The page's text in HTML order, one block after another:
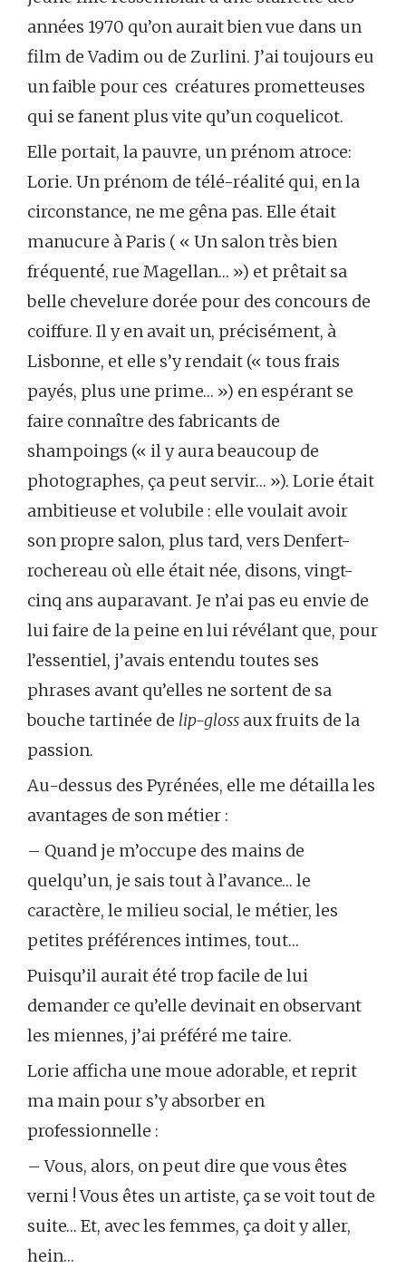
années 1970 qu’on aurait bien vue dans un
film de Vadim ou de Zurlini. J’ai toujours eu
un faible pour ces créatures prometteuses
qui se fanent plus vite qu’un coquelicot.
Elle portait, la pauvre, un prénom atroce:
Lorie. Un prénom de télé-réalité qui, en la
circonstance, ne me gêna pas. Elle était
manucure à Paris ( « Un salon très bien
fréquenté, rue Magellan… ») et prêtait sa
belle chevelure dorée pour des concours de
coiffure. Il y en avait un, précisément, à
Lisbonne, et elle s’y rendait (« tous frais
payés, plus une prime… ») en espérant se
faire connaître des fabricants de
shampoings (« il y aura beaucoup de
photographes, ça peut servir… »). Lorie était
ambitieuse et volubile : elle voulait avoir
son propre salon, plus tard, vers Denfert-
rochereau où elle était née, disons, vingt-
cinq ans auparavant. Je n’ai pas eu envie de
lui faire de la peine en lui révélant que, pour
l’essentiel, j’avais entendu toutes ses
phrases avant qu’elles ne sortent de sa
bouche tartinée de lip-gloss aux fruits de la
passion.
Au-dessus des Pyrénées, elle me détailla les
avantages de son métier :
– Quand je m’occupe des mains de
quelqu’un, je sais tout à l’avance… le
caractère, le milieu social, le métier, les
petites préférences intimes, tout…
Puisqu’il aurait été trop facile de lui
demander ce qu’elle devinait en observant
les miennes, j’ai préféré me taire.
Lorie afficha une moue adorable, et reprit
ma main pour s’y absorber en
professionnelle :
– Vous, alors, on peut dire que vous êtes
verni ! Vous êtes un artiste, ça se voit tout de
suite… Et, avec les femmes, ça doit y aller,
hein…